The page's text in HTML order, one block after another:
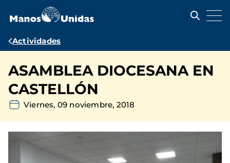
contenido
Ruta
navegación
Actividades
ASAMBLEA DIOCESANA EN
CASTELLÓN
Viernes, 09 noviembre, 2018